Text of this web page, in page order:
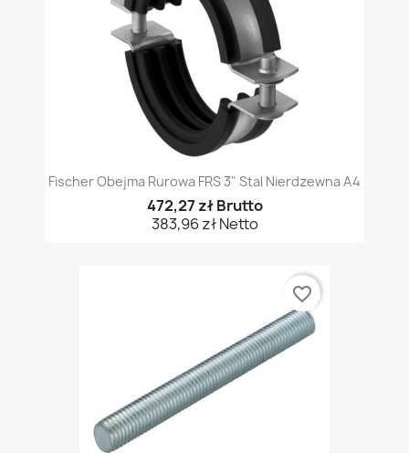
Fischer Obejma Rurowa FRS 3" Stal Nierdzewna A4
472,27 zł Brutto
383,96 zł Netto
favorite_border